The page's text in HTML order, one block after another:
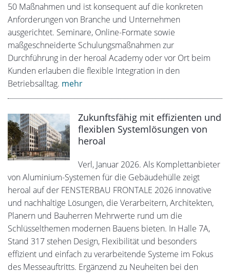
50 Maßnahmen und ist konsequent auf die konkreten
Anforderungen von Branche und Unternehmen
ausgerichtet. Seminare, Online-Formate sowie
maßgeschneiderte Schulungsmaßnahmen zur
Durchführung in der heroal Academy oder vor Ort beim
Kunden erlauben die flexible Integration in den
Betriebsalltag. mehr
Zukunftsfähig mit effizienten und
flexiblen Systemlösungen von
heroal
Verl, Januar 2026. Als Komplettanbieter
von Aluminium-Systemen für die Gebäudehülle zeigt
heroal auf der FENSTERBAU FRONTALE 2026 innovative
und nachhaltige Lösungen, die Verarbeitern, Architekten,
Planern und Bauherren Mehrwerte rund um die
Schlüsselthemen modernen Bauens bieten. In Halle 7A,
Stand 317 stehen Design, Flexibilität und besonders
effizient und einfach zu verarbeitende Systeme im Fokus
des Messeauftritts. Ergänzend zu Neuheiten bei den